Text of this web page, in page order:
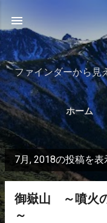
ファインダーから見
ホーム
投
稿
7月, 2018の投稿を
御嶽山 ～噴火
～